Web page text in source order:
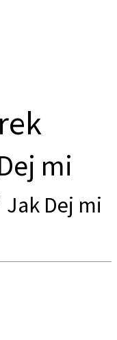
mi
Jak Dej mi